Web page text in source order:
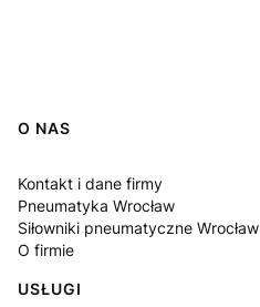
Linki w stopce
O NAS
Kontakt i dane firmy
Pneumatyka Wrocław
Siłowniki pneumatyczne Wrocław
O firmie
USŁUGI